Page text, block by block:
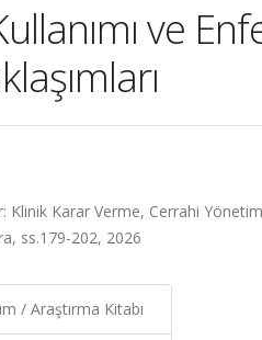
ve
Karar Verme, Cerrahi
ss.179-202, 2026
/ Araştırma Kitabı